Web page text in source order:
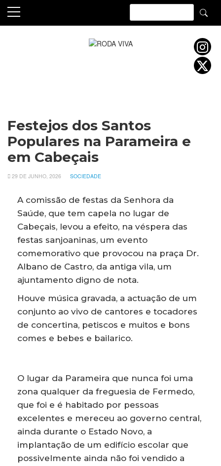
Skip
Festejos dos Santos
Populares na Parameira e
em Cabeçais
29 DE JUNHO, 2026 SOCIEDADE
A comissão de festas da Senhora da
Saúde, que tem capela no lugar de
Cabeçais, levou a efeito, na véspera das
festas sanjoaninas, um evento
comemorativo que provocou na praça Dr.
Albano de Castro, da antiga vila, um
ajuntamento digno de nota.
Houve música gravada, a actuação de um
conjunto ao vivo de cantores e tocadores
de concertina, petiscos e muitos e bons
comes e bebes e bailarico.
O lugar da Parameira que nunca foi uma
zona qualquer da freguesia de Fermedo,
que foi e é habitado por pessoas
excelentes e mereceu ao governo central,
ainda durante o Estado Novo, a
implantação de um edifício escolar que
possivelmente ainda não foi vendido a